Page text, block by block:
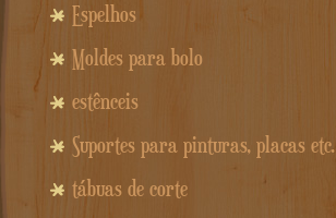
Espelhos
Moldes para bolo
estênceis
Suportes para pinturas, placas etc.
tábuas de corte